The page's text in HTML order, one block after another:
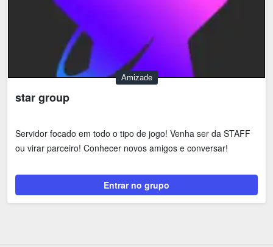
Amizade
star group
Servidor focado em todo o tipo de jogo! Venha ser da STAFF
ou virar parceiro! Conhecer novos amigos e conversar!
Entrar no grupo